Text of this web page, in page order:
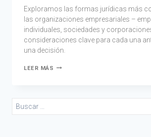
Exploramos las formas jurídicas más
las organizaciones empresariales –
individuales, sociedades y
consideraciones clave para cada una
una decisión.
LEER MÁS